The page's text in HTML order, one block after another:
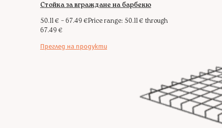
Стойка за вграждане на барбекю
50.11€ –67.49 €Price range: 50.11 € through
67.49 €
Преглед на продукти